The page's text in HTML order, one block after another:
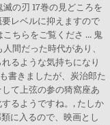
の刃 17巻の見どころを
レベルに抑えますので
こちらをご覧くださ … 鬼
間だった時代があり、
るような気持ちになり
書きましたが、炭治郎た
て上弦の参の猗窩座あ
るようですね。, たしか
に入るので、映画とし